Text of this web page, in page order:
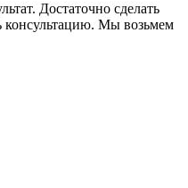
Достаточно сделать
консультацию. Мы возьмем